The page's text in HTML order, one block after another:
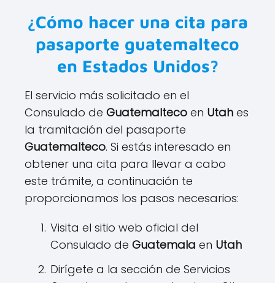
¿Cómo hacer una cita para
pasaporte guatemalteco
en Estados Unidos?
El servicio más solicitado en el
Consulado de Guatemalteco en Utah es
la tramitación del pasaporte
Guatemalteco. Si estás interesado en
obtener una cita para llevar a cabo
este trámite, a continuación te
proporcionamos los pasos necesarios:
Visita el sitio web oficial del
Consulado de Guatemala en Utah
Dirígete a la sección de Servicios